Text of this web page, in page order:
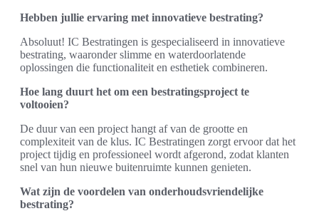
Hebben jullie ervaring met innovatieve bestrating?
Absoluut! IC Bestratingen is gespecialiseerd in innovatieve
bestrating, waaronder slimme en waterdoorlatende
oplossingen die functionaliteit en esthetiek combineren.
Hoe lang duurt het om een bestratingsproject te
voltooien?
De duur van een project hangt af van de grootte en
complexiteit van de klus. IC Bestratingen zorgt ervoor dat het
project tijdig en professioneel wordt afgerond, zodat klanten
snel van hun nieuwe buitenruimte kunnen genieten.
Wat zijn de voordelen van onderhoudsvriendelijke
bestrating?